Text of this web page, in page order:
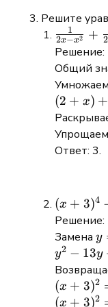
Решите
{2
{4-
2x−x2
1 + 2
Решение:
Общий
(2
+
x)
+
4)
(2
-
x)
=
2x
(2 + x) +
Ответ: 3.
(x + 3)4
Решение:
Замена y
+
y
y^{2} -
+ 36 = 0
\quad
y2 − 13y
(x +
= 9
(x + 3)2
(x +
(x + 3)2